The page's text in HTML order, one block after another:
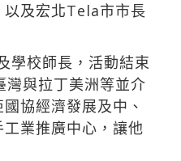
及宏北Tela市市長
學校師長，活動結束
與拉丁美洲等並介
協經濟發展及中、
業推廣中心，讓他